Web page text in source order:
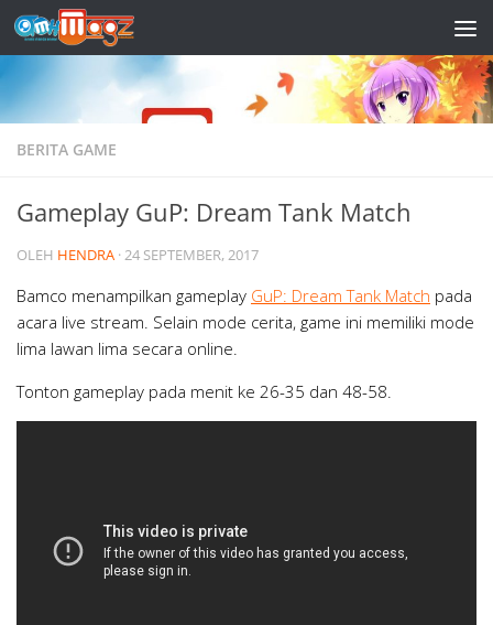
Skip to content
BERITA GAME
Gameplay GuP: Dream Tank Match
OLEH HENDRA ·24 SEPTEMBER, 2017
Bamco menampilkan gameplay GuP: Dream Tank Match pada
acara live stream. Selain mode cerita, game ini memiliki mode
lima lawan lima secara online.
Tonton gameplay pada menit ke 26-35 dan 48-58.